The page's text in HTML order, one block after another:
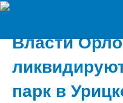
Власти
парк в